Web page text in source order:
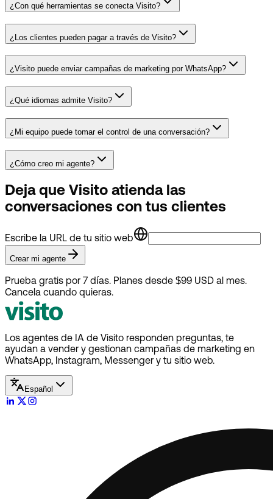
¿Con qué herramientas se conecta Visito?
¿Los clientes pueden pagar a través de Visito?
¿Visito puede enviar campañas de marketing por WhatsApp?
¿Qué idiomas admite Visito?
¿Mi equipo puede tomar el control de una conversación?
¿Cómo creo mi agente?
Deja que Visito atienda las
conversaciones con tus clientes
Escribe la URL de tu sitio web
Crear mi agente
Prueba gratis por 7 días. Planes desde $99 USD al mes.
Cancela cuando quieras.
Los agentes de IA de Visito responden preguntas, te
ayudan a vender y gestionan campañas de marketing en
WhatsApp, Instagram, Messenger y tu sitio web.
Español